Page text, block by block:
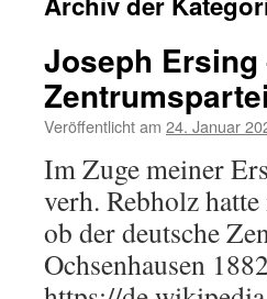
Joseph
Veröffentlicht am 24. Januar
Im Zuge meiner
verh. Rebholz
ob der deutsche
Ochsenhausen